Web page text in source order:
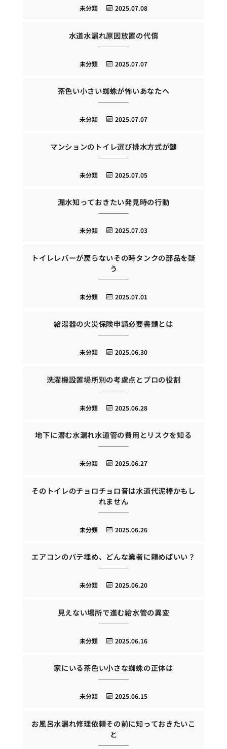
2025.07.08
未分類
水道水漏れ原因放置の代償
2025.07.07
未分類
茶色い小さい蜘蛛が怖いあなたへ
2025.07.07
未分類
マンションのトイレ選び排水方式が鍵
2025.07.05
未分類
漏水知っておきたい発見時の行動
2025.07.03
未分類
トイレレバーが戻らないその時タンクの部品を疑
う
2025.07.01
未分類
給湯器の火災保険申請必要書類とは
2025.06.30
未分類
洗濯機設置場所別の考慮点とプロの役割
2025.06.28
未分類
地下に潜む水漏れ水道管の費用とリスクを知る
2025.06.27
未分類
そのトイレのチョロチョロ音は水道代泥棒かもし
れません
2025.06.26
未分類
エアコンのパテ埋め、どんな業者に頼めばいい？
2025.06.20
未分類
見えない場所で進む給水管の異変
2025.06.16
未分類
家にいる茶色い小さな蜘蛛の正体は
2025.06.15
未分類
お風呂水漏れ修理依頼その前に知っておきたいこ
と